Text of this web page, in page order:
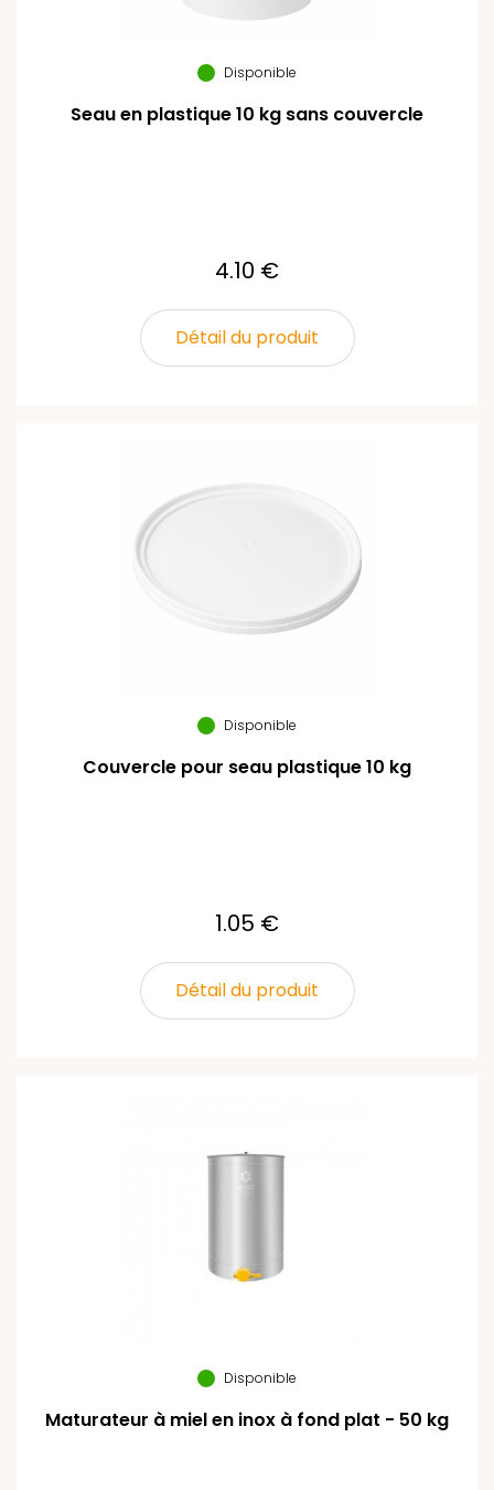
Disponible
Seau en plastique 10 kg sans couvercle
4.10 €
Détail du produit
Disponible
Couvercle pour seau plastique 10 kg
1.05 €
Détail du produit
Disponible
Maturateur à miel en inox à fond plat - 50 kg